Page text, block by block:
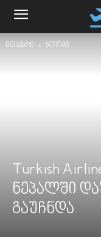
მთავარი ბლოგი
Turkish
ნეპალში
გაუჩნდა